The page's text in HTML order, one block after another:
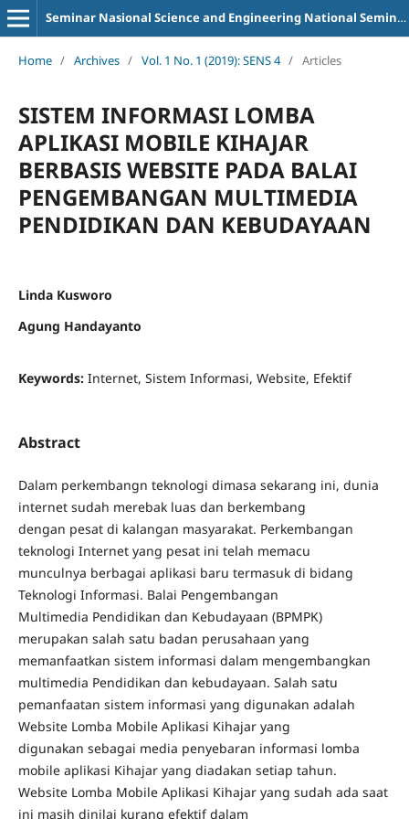
Seminar Nasional Science and Engineering National Seminar
Home / Archives / Vol. 1 No. 1 (2019): SENS 4 / Articles
SISTEM INFORMASI LOMBA
APLIKASI MOBILE KIHAJAR
BERBASIS WEBSITE PADA BALAI
PENGEMBANGAN MULTIMEDIA
PENDIDIKAN DAN KEBUDAYAAN
Linda Kusworo
Agung Handayanto
Keywords: Internet, Sistem Informasi, Website, Efektif
Abstract
Dalam perkembangn teknologi dimasa sekarang ini, dunia
internet sudah merebak luas dan berkembang
dengan pesat di kalangan masyarakat. Perkembangan
teknologi Internet yang pesat ini telah memacu
munculnya berbagai aplikasi baru termasuk di bidang
Teknologi Informasi. Balai Pengembangan
Multimedia Pendidikan dan Kebudayaan (BPMPK)
merupakan salah satu badan perusahaan yang
memanfaatkan sistem informasi dalam mengembangkan
multimedia Pendidikan dan kebudayaan. Salah satu
pemanfaatan sistem informasi yang digunakan adalah
Website Lomba Mobile Aplikasi Kihajar yang
digunakan sebagai media penyebaran informasi lomba
mobile aplikasi Kihajar yang diadakan setiap tahun.
Website Lomba Mobile Aplikasi Kihajar yang sudah ada saat
ini masih dinilai kurang efektif dalam